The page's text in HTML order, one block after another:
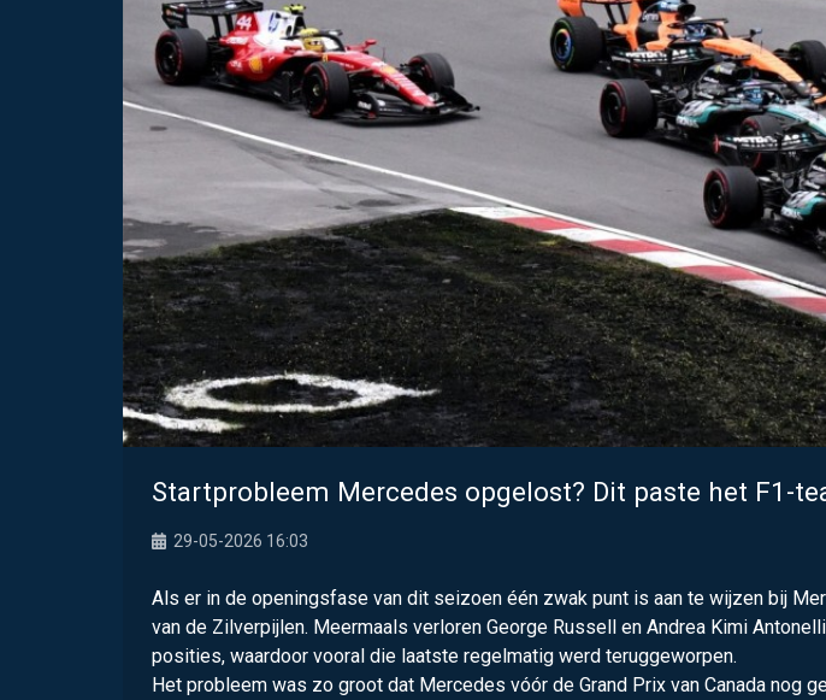
Startprobleem Mercedes opgelost? Dit paste het F1-
29-05-2026 16:03
Als er in de openingsfase van dit seizoen één zwak punt is aan te wijzen bij
van de Zilverpijlen. Meermaals verloren George Russell en Andrea Kimi
posities, waardoor vooral die laatste regelmatig werd teruggeworpen.
Het probleem was zo groot dat Mercedes vóór de Grand Prix van Canada nog